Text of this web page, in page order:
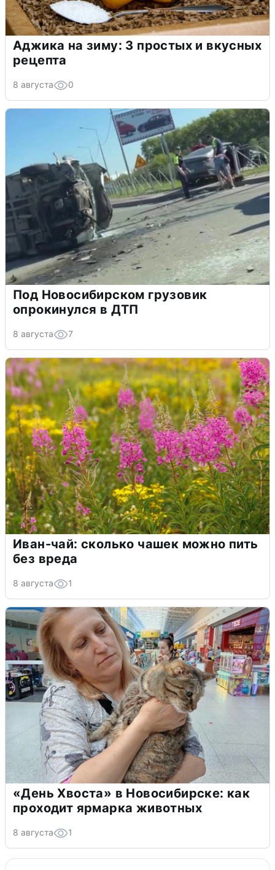
Аджика на зиму: 3 простых и вкусных
рецепта
8 августа 0
Под Новосибирском грузовик
опрокинулся в ДТП
8 августа 7
Иван-чай: сколько чашек можно пить
без вреда
8 августа 1
«День Хвоста» в Новосибирске: как
проходит ярмарка животных
8 августа 1